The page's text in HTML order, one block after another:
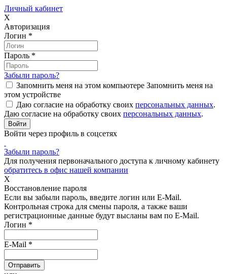
Личный кабинет
X
Авторизация
Логин *
Пароль *
Забыли пароль?
Запомнить меня на этом компьютере Запомнить меня на
этом устройстве
Даю согласие на обработку своих персональных данных.
Даю согласие на обработку своих персональных данных.
Войти через профиль в соцсетях
Забыли пароль?
Для получения первоначального доступа к личному кабинету
обратитесь в офис нашей компании
X
Восстановление пароля
Если вы забыли пароль, введите логин или E-Mail.
Контрольная строка для смены пароля, а также ваши
регистрационные данные будут высланы вам по E-Mail.
Логин *
E-Mail *